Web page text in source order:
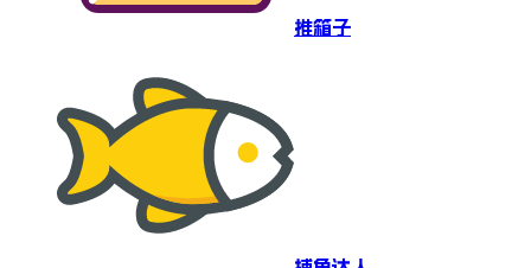
推箱子